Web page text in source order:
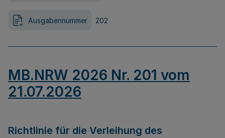
Ausgabennummer 202
MB.NRW 2026 Nr. 201 vom
21.07.2026
Richtlinie für die Verleihung des